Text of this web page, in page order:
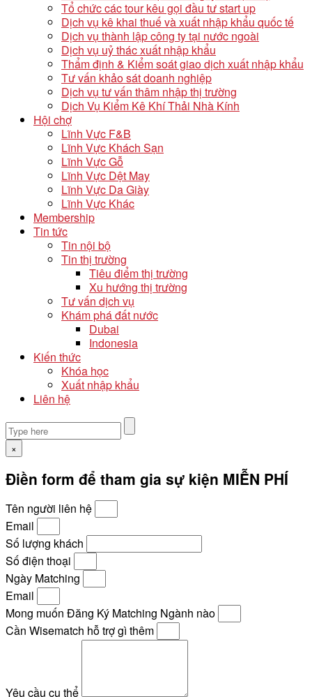
Tổ chức các tour kêu gọi đầu tư start up
Dịch vụ kê khai thuế và xuất nhập khẩu quốc tế
Dịch vụ thành lập công ty tại nước ngoài
Dịch vụ uỷ thác xuất nhập khẩu
Thẩm định & Kiểm soát giao dịch xuất nhập khẩu
Tư vấn khảo sát doanh nghiệp
Dịch vụ tư vấn thâm nhập thị trường
Dịch Vụ Kiểm Kê Khí Thải Nhà Kính
Hội chợ
Lĩnh Vực F&B
Lĩnh Vực Khách Sạn
Lĩnh Vực Gỗ
Lĩnh Vực Dệt May
Lĩnh Vực Da Giày
Lĩnh Vực Khác
Membership
Tin tức
Tin nội bộ
Tin thị trường
Tiêu điểm thị trường
Xu hướng thị trường
Tư vấn dịch vụ
Khám phá đất nước
Dubai
Indonesia
Kiến thức
Khóa học
Xuất nhập khẩu
Liên hệ
×
Điền form để tham gia sự kiện MIỄN PHÍ
Tên người liên hệ
Email
Số lượng khách
Số điện thoại
Ngày Matching
Email
Mong muốn Đăng Ký Matching Ngành nào
Cần Wisematch hỗ trợ gì thêm
Yêu cầu cụ thể